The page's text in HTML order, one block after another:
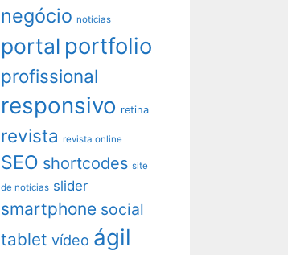
negócio notícias
portal portfolio
profissional
responsivo retina
revista revista online
SEO shortcodes site
de notícias slider
smartphone social
tablet vídeo ágil